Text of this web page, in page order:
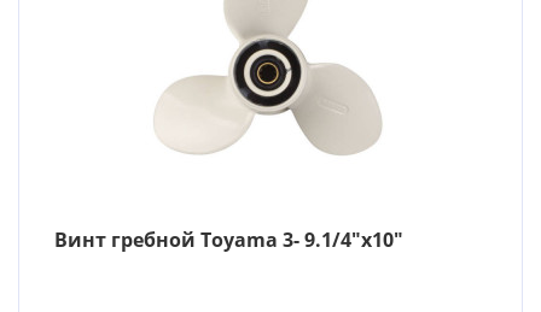
Винт гребной Toyama 3- 9.1/4″х10″